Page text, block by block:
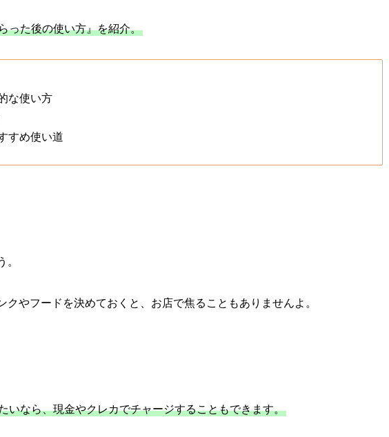
った後の使い方』を紹介。
な使い方
すめ使い道
。
クやフードを決めておくと、お店で焦ることもありませんよ。
いなら、現金やクレカでチャージすることもできます。